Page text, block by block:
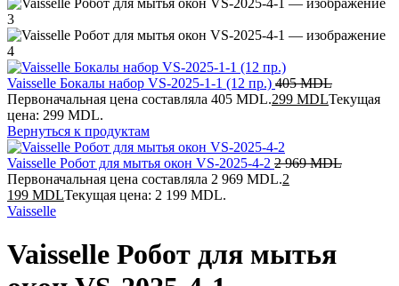
Vaisselle Бокалы набор VS-2025-1-1 (12 пр.) 405MDL
Первоначальная цена составляла 405 MDL.299 MDLТекущая
цена: 299 MDL.
Вернуться к продуктам
Vaisselle Робот для мытья окон VS-2025-4-2 2 969MDL
Первоначальная цена составляла 2 969 MDL.2
199 MDLТекущая цена: 2 199 MDL.
Vaisselle
Vaisselle Робот для мытья